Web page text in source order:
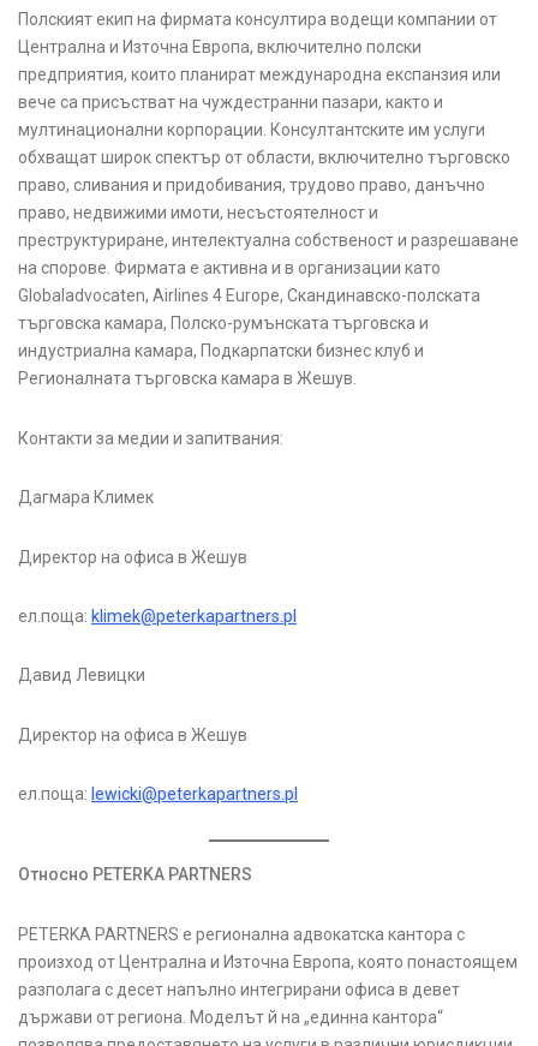
Полският екип на фирмата консултира водещи компании от
Централна и Източна Европа, включително полски
предприятия, които планират международна експанзия или
вече са присъстват на чуждестранни пазари, както и
мултинационални корпорации. Консултантските им услуги
обхващат широк спектър от области, включително търговско
право, сливания и придобивания, трудово право, данъчно
право, недвижими имоти, несъстоятелност и
преструктуриране, интелектуална собственост и разрешаване
на спорове. Фирмата е активна и в организации като
Globaladvocaten, Airlines 4 Europe, Скандинавско-полската
търговска камара, Полско-румънската търговска и
индустриална камара, Подкарпатски бизнес клуб и
Регионалната търговска камара в Жешув.
Контакти за медии и запитвания:
Дагмара Климек
Директор на офиса в Жешув
ел.поща: klimek@peterkapartners.pl
Давид Левицки
Директор на офиса в Жешув
ел.поща: lewicki@peterkapartners.pl
Относно PETERKA PARTNERS
PETERKA PARTNERS е регионална адвокатска кантора с
произход от Централна и Източна Европа, която понастоящем
разполага с десет напълно интегрирани офиса в девет
държави от региона. Моделът й на „единна кантора“